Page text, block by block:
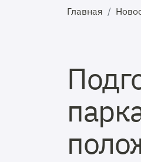
Главная